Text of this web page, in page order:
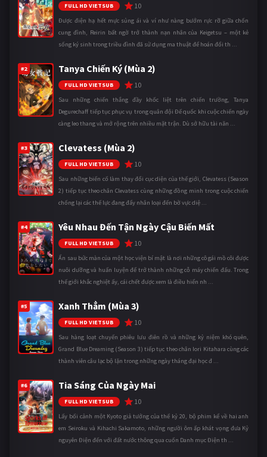
FULL HD VIETSUB 10
Được điện hạ hết mực sủng ái và ví như nàng bướm rực rỡ giữa chốn
cung đình, Reirin bất ngờ trở thành nạn nhân của Keigetsu – một kẻ
sống ký sinh trong triều đình đã sử dụng ma thuật để hoán đổi th ...
#2 Tanya Chiến Ký (Mùa 2)
FULL HD VIETSUB 10
Sau những chiến thắng đầy khốc liệt trên chiến trường, Tanya
Degurechaff tiếp tục phục vụ trong quân đội Đế quốc khi cuộc chiến ngày
càng leo thang và mở rộng trên nhiều mặt trận. Dù sở hữu tài năn ...
#3 Clevatess (Mùa 2)
FULL HD VIETSUB 10
Sau những biến cố làm thay đổi cục diện của thế giới, Clevatess (Season
2) tiếp tục theo chân Clevatess cùng những đồng minh trong cuộc chiến
chống lại các thế lực đang đẩy nhân loại đến bờ vực diệ ...
#4 Yêu Nhau Đến Tận Ngày Cậu Biến Mất
FULL HD VIETSUB 10
Ẩn sau bức màn của một học viện bí mật là nơi những cô gái mồ côi được
nuôi dưỡng và huấn luyện để trở thành những cỗ máy chiến đấu. Trong
thế giới khắc nghiệt ấy, cái chết được xem là điều hiển nh ...
#5 Xanh Thẳm (Mùa 3)
FULL HD VIETSUB 10
Sau hàng loạt chuyến phiêu lưu điên rồ và những kỷ niệm khó quên,
Grand Blue Dreaming (Season 3) tiếp tục theo chân Iori Kitahara cùng các
thành viên câu lạc bộ lặn trong những ngày tháng đại học đ ...
#6 Tia Sáng Của Ngày Mai
FULL HD VIETSUB 10
Lấy bối cảnh một Kyoto giả tưởng của thế kỷ 20, bộ phim kể về hai anh
em Seiroku và Kihachi Sakamoto, những người ôm ấp khát vọng đưa Kỷ
nguyên Điện đến với đất nước thông qua cuốn Danh mục Điện th ...